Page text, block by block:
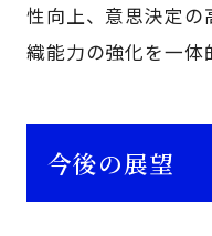
性向上、意思決定の
織能力の強化を一体
今後の展望